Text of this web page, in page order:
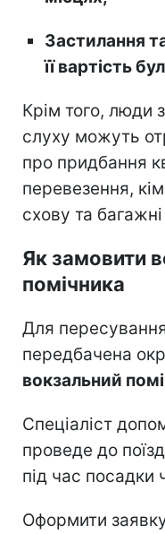
Застилання
її вартість
Крім того, люди
слуху можуть
про придбання
перевезення,
схову та
Як замовити
помічника
Для
передбачена
вокзальний
Спеціаліст
проведе до
під час посадки
Оформити